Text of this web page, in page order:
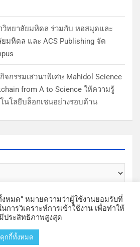
ทยาลัยมหิดล ร่วมกับ หอสมุดและ
มหิดล และ ACS Publishing จัด
กรรมเสวนาพิเศษ Mahidol Science
from A to Science ให้ความรู้
นโลยีบล็อกเชนอย่างรอบด้าน
Mahidol University | Theme by
หมด” หมายความว่าผู้ใช้งานยอมรับที่
การวิเคราะห์การเข้าใช้งาน เพื่อทำให้
ประสิทธิภาพสูงสุด
กกี้ทั้งหมด